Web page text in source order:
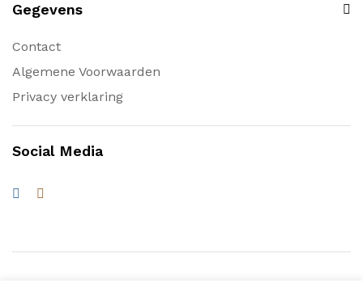
Gegevens
Contact
Algemene Voorwaarden
Privacy verklaring
Social Media